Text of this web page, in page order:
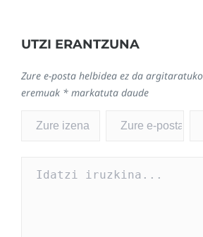
UTZI ERANTZUNA
Zure e-posta helbidea ez da
eremuak * markatuta daude